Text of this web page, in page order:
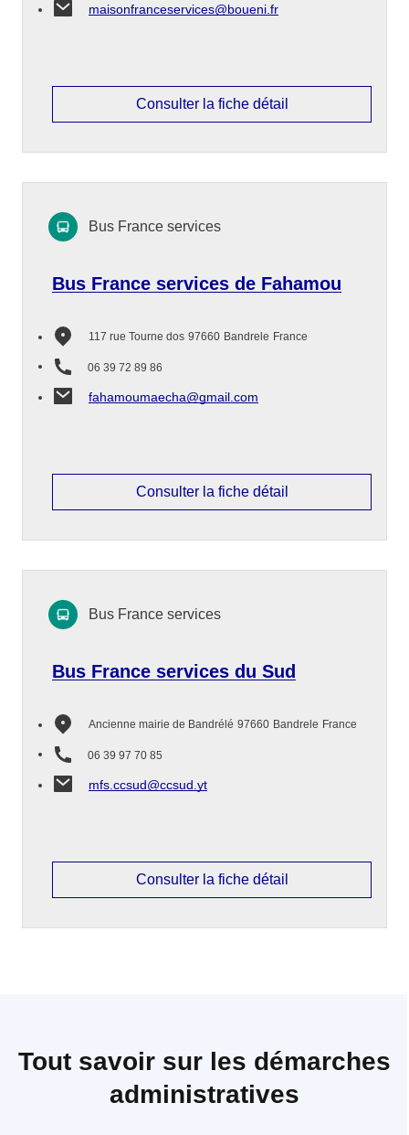
maisonfranceservices@boueni.fr
Consulter la fiche détail
Bus France services de Fahamou
117 rue Tourne dos 97660 Bandrele France
06 39 72 89 86
fahamoumaecha@gmail.com
Bus France services
Consulter la fiche détail
Bus France services du Sud
Ancienne mairie de Bandrélé 97660 Bandrele France
06 39 97 70 85
mfs.ccsud@ccsud.yt
Bus France services
Consulter la fiche détail
Tout savoir sur les démarches
administratives